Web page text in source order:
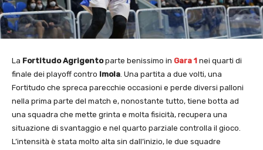
La Fortitudo Agrigentoparte benissimo in Gara 1 nei quarti di
finale dei playoff contro Imola. Una partita a due volti, una
Fortitudo che spreca parecchie occasioni e perde diversi palloni
nella prima parte del match e, nonostante tutto, tiene botta ad
una squadra che mette grinta e molta fisicità, recupera una
situazione di svantaggio e nel quarto parziale controlla il gioco.
L’intensità è stata molto alta sin dall’inizio, le due squadre